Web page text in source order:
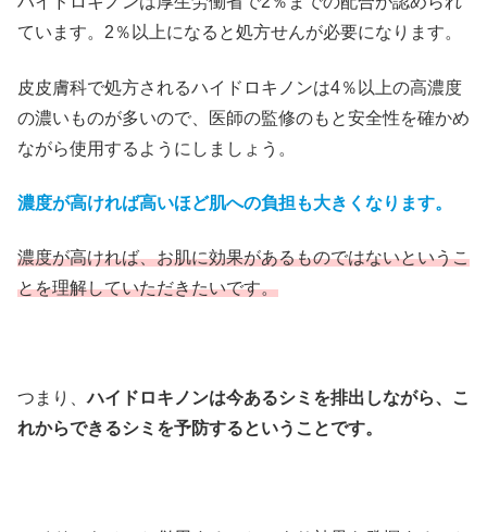
ています。2％以上になると処方せんが必要になります。
皮皮膚科で処方されるハイドロキノンは4％以上の高濃度
の濃いものが多いので、医師の監修のもと安全性を確かめ
ながら使用するようにしましょう。
濃度が高ければ高いほど肌への負担も大きくなります。
濃度が高ければ、お肌に効果があるものではないというこ
とを理解していただきたいです。
つまり、ハイドロキノンは今あるシミを排出しながら、こ
れからできるシミを予防するということです。